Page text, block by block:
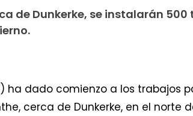
de Dunkerke, se instalarán
ha dado comienzo a los
cerca de Dunkerke, en el norte